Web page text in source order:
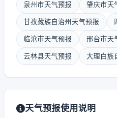
泉州市天气预报 肇庆市天
甘孜藏族自治州天气预报
临沧市天气预报 邢台市天
云林县天气预报 大理白族
天气预报使用说明